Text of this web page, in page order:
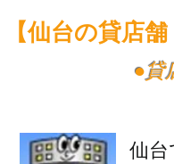
【仙台の貸店
​●貸
仙